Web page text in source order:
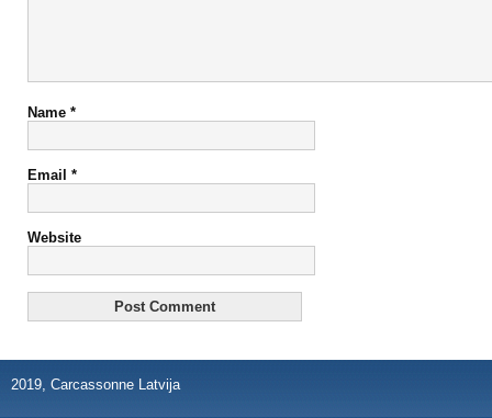
Name *
Email *
Website
2019, Carcassonne Latvija